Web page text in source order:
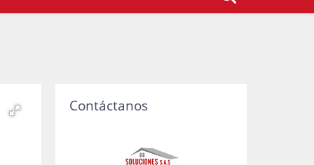
Contáctanos